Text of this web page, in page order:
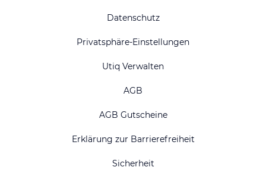
Datenschutz
Privatsphäre-Einstellungen
Utiq Verwalten
AGB
AGB Gutscheine
Erklärung zur Barrierefreiheit
Sicherheit